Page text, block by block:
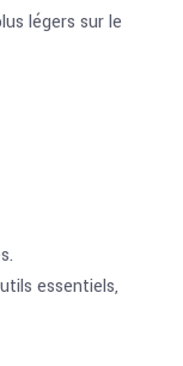
légers sur le
essentiels,